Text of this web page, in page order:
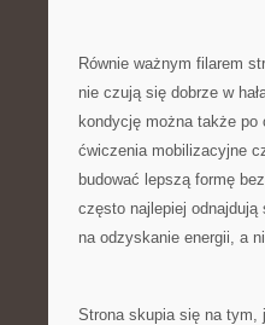
Równie ważnym filarem
nie czują się dobrze w
kondycję można także po
ćwiczenia mobilizacyjne
budować lepszą formę
często najlepiej odnajdują
na odzyskanie energii, a
Strona skupia się na tym,